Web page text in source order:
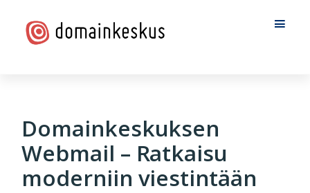
pääsisältöön
ensisijaiseen
sivupalkkiin
alatunnisteeseen
Domainkeskuksen
Webmail – Ratkaisu
moderniin viestintään